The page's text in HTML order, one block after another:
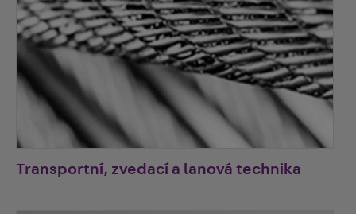
Transportní, zvedací a lanová technika